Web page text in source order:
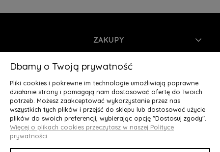
ZAKUPY
INFORMACJE
MOJE KONTO
O NAS
Deluxury.pl
Dbamy o Twoją prywatność
Pliki cookies i pokrewne im technologie umożliwiają poprawne
działanie strony i pomagają nam dostosować ofertę do Twoich
potrzeb. Możesz zaakceptować wykorzystanie przez nas
wszystkich tych plików i przejść do sklepu lub dostosować użycie
plików do swoich preferencji, wybierając opcję "Dostosuj zgody".
Więcej o plikach cookies przeczytasz w naszej Polityce
prywatności.